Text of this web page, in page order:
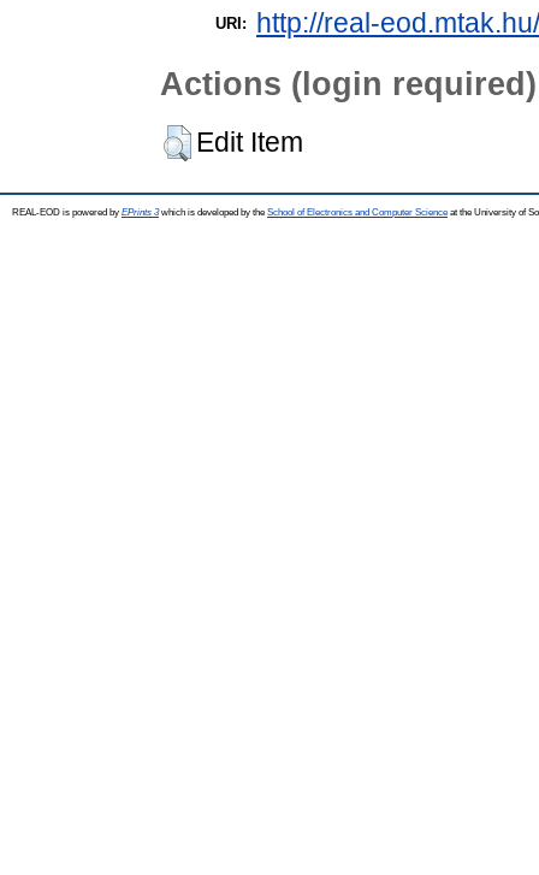
URI: http://real-
Actions (login required)
Edit Item
REAL-EOD is powered by EPrints 3which is developed by the School of Electronics and Computer Science at the University of